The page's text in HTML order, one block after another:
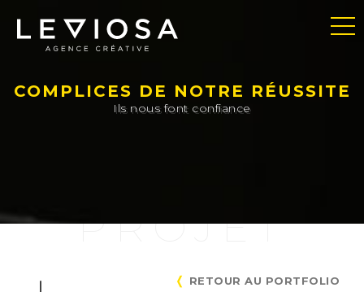
COMPLICES DE NOTRE RÉUSSITE
Ils nous font confiance
PROJET
RETOUR AU PORTFOLIO